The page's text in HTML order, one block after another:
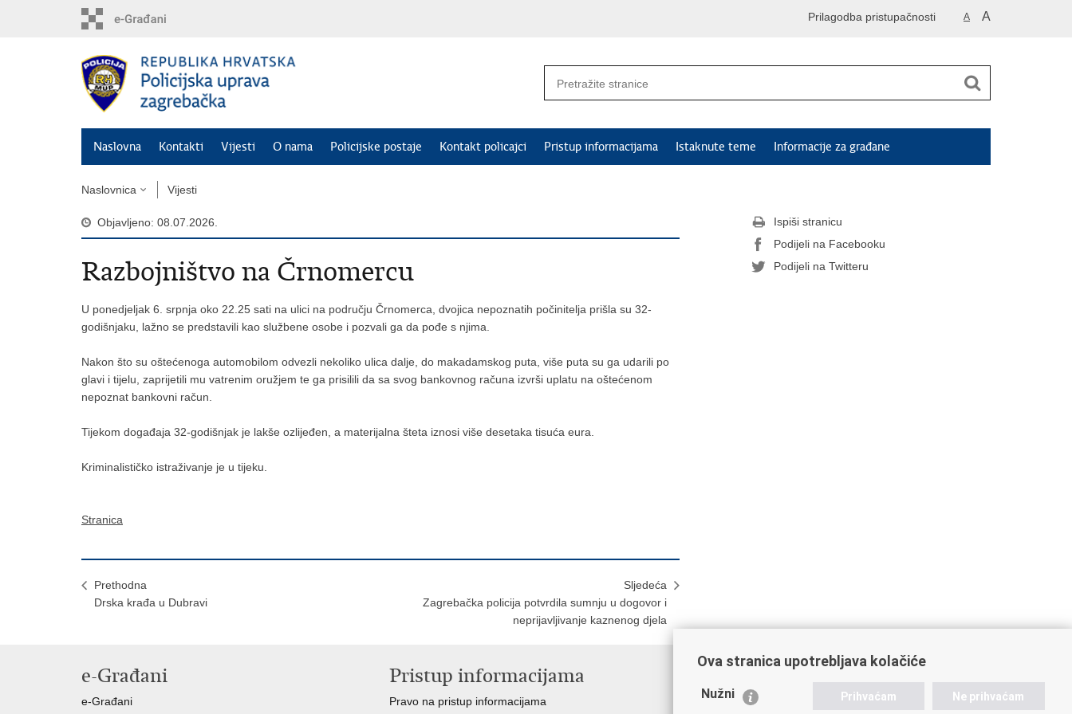
A A
Prilagodba pristupačnosti
Naslovna Kontakti Vijesti O nama Policijske postaje Kontakt policajci Pristup informacijama Istaknute teme Informacije za građane
Naslovnica Vijesti
Objavljeno: 08.07.2026.
Razbojništvo na Črnomercu
U ponedjeljak 6. srpnja oko 22.25 sati na ulici na području Črnomerca, dvojica nepoznatih počinitelja prišla su 32-
godišnjaku, lažno se predstavili kao službene osobe i pozvali ga da pođe s njima.
Nakon što su oštećenoga automobilom odvezli nekoliko ulica dalje, do makadamskog puta, više puta su ga udarili po
glavi i tijelu, zaprijetili mu vatrenim oružjem te ga prisilili da sa svog bankovnog računa izvrši uplatu na oštećenom
nepoznat bankovni račun.
Tijekom događaja 32-godišnjak je lakše ozlijeđen, a materijalna šteta iznosi više desetaka tisuća eura.
Kriminalističko istraživanje je u tijeku.
Stranica
Prethodna
Drska krađa u Dubravi
Sljedeća
Zagrebačka policija potvrdila sumnju u dogovor i
neprijavljivanje kaznenog djela
Ispiši stranicu
Podijeli na Facebooku
Podijeli na Twitteru
e-Građani
e-Građani
Pristup informacijama
Pravo na pristup informacijama
Važne poveznice
Ministarstvo unutarnjih poslova
Ova stranica upotrebljava kolačiće
Nužni Prihvaćam Ne prihvaćam